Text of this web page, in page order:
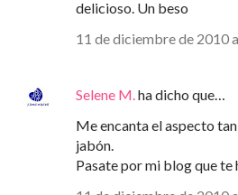
delicioso. Un beso
11 de diciembre de 2010
Selene M.ha dicho que…
Me encanta el aspecto
jabón.
Pasate por mi blog que te